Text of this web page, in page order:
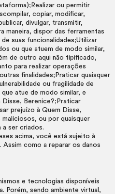
ou permitir
copiar, modificar,
divulgar, transmitir,
maneira, dispor das ferramentas
suas funcionalidades;Utilizar
ou que atuem de modo similar,
de outro aqui não tipificado,
para realizar operações
finalidades;Praticar quaisquer
ou fragilidade de
atue de modo similar, e
Disse, Berenice?;Praticar
prejuízo à Quem Disse,
ou por quaisquer
a ser criados.
acima, você está sujeito à
Assim como a reparar os danos
e tecnologias disponíveis
Porém, sendo ambiente virtual,